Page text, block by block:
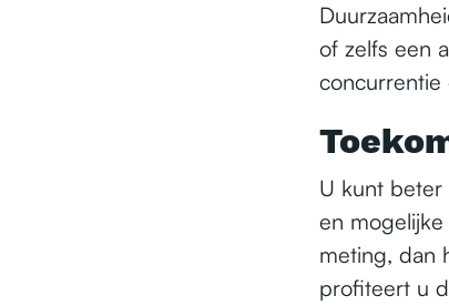
of zelfs een
concurrentie
U kunt beter
en
meting, dan
profiteert u